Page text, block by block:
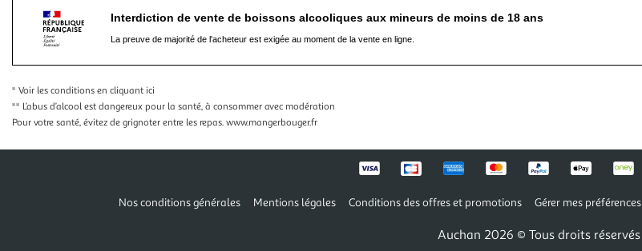
Interdiction de vente de boissons alcooliques aux mineurs de moins de 18 ans
La preuve de majorité de l'acheteur est exigée au moment de la vente en ligne.
* Voir les conditions en cliquant ici
** L’abus d’alcool est dangereux pour la santé, à consommer avec modération
Pour votre santé, évitez de grignoter entre les repas. www.mangerbouger.fr
Nos conditions générales Mentions légales Conditions des offres et promotions Gérer mes préférences
Auchan 2026 © Tous droits réservés